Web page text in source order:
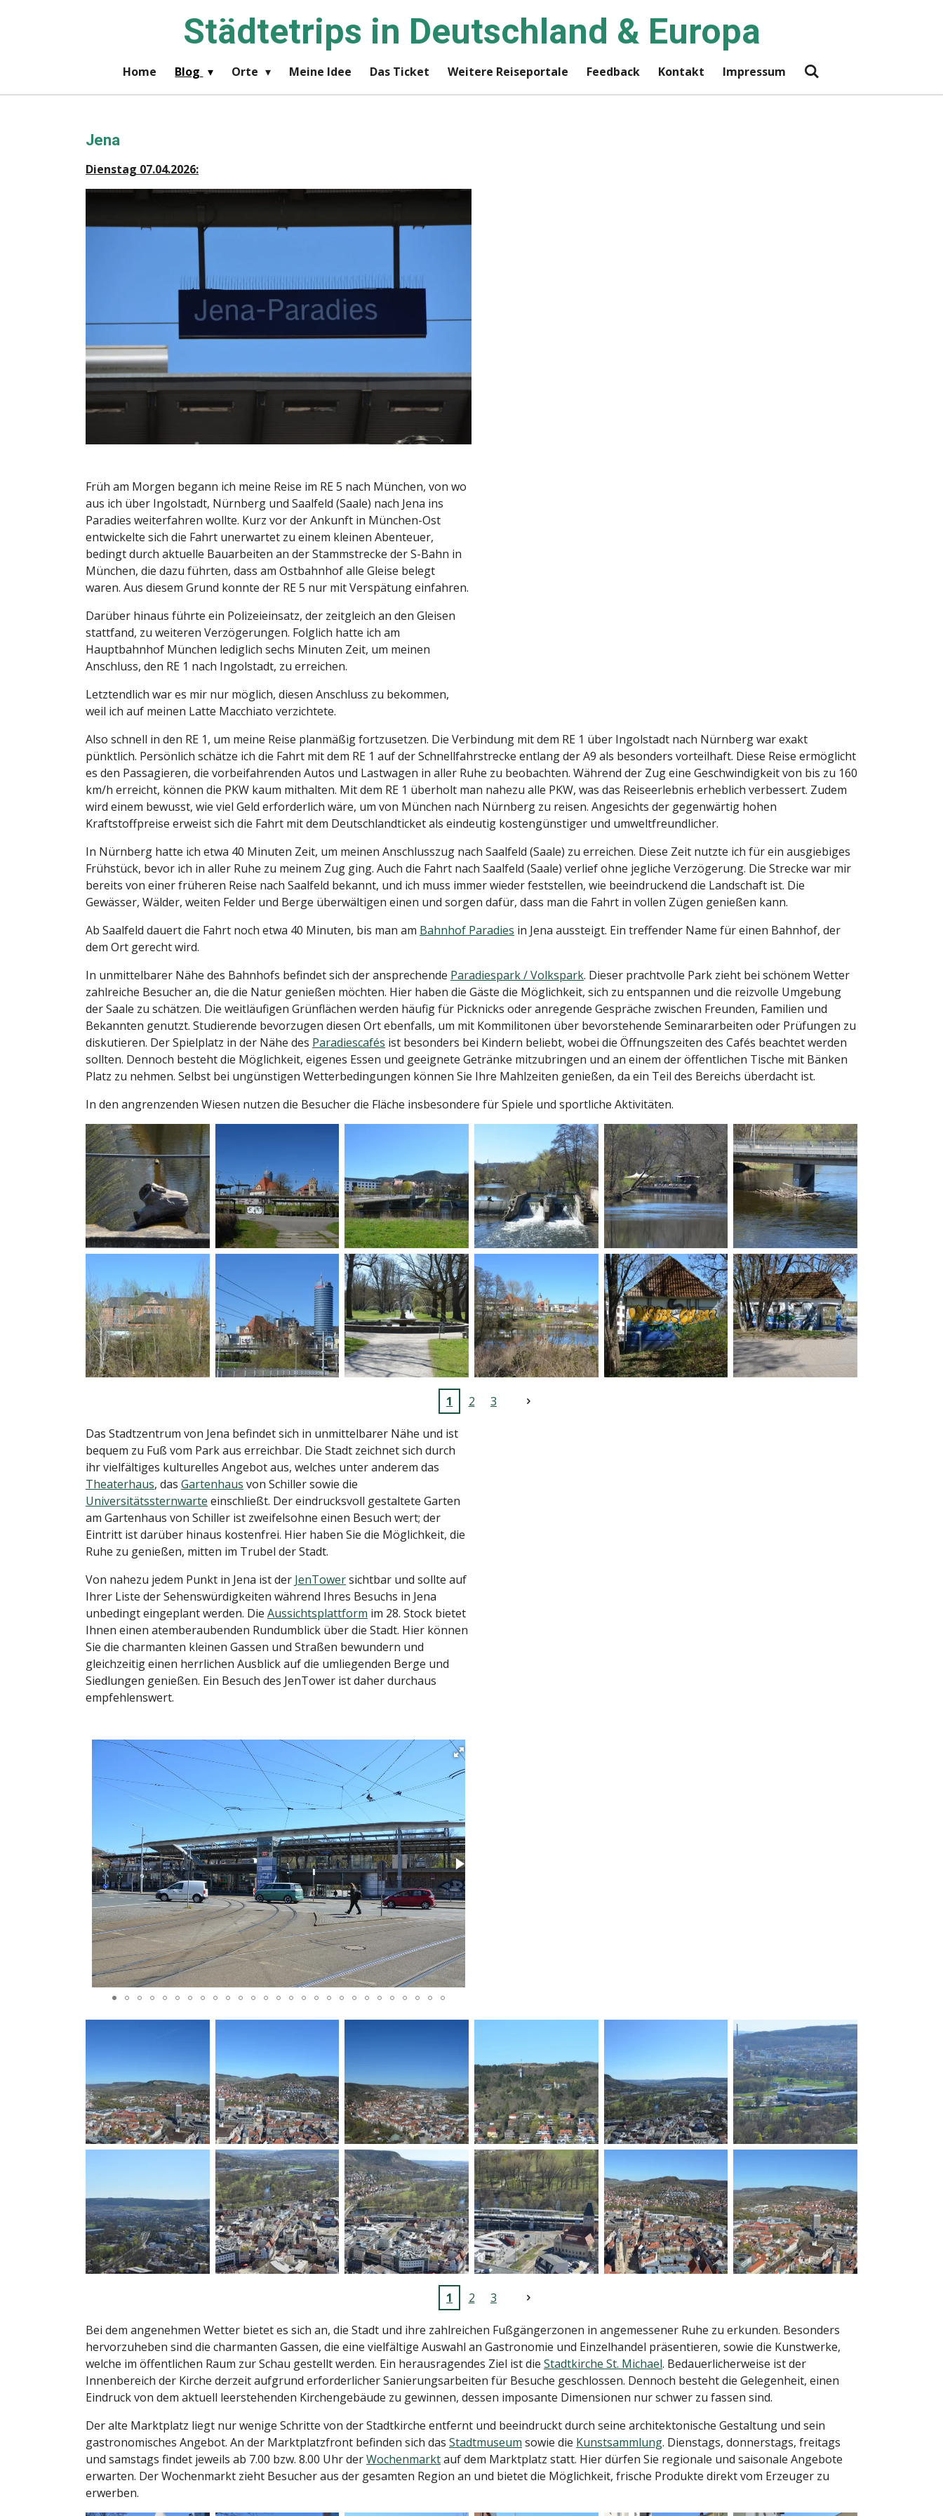
Städtetrips in Deutschland & Europa
Home Blog Orte Meine Idee Das Ticket Weitere Reiseportale Feedback Kontakt Impressum
Jena
Dienstag 07.04.2026:
Früh am Morgen begann ich meine Reise im RE 5 nach München, von wo
aus ich über Ingolstadt, Nürnberg und Saalfeld (Saale) nach Jena ins
Paradies weiterfahren wollte. Kurz vor der Ankunft in München-Ost
entwickelte sich die Fahrt unerwartet zu einem kleinen Abenteuer,
bedingt durch aktuelle Bauarbeiten an der Stammstrecke der S-Bahn in
München, die dazu führten, dass am Ostbahnhof alle Gleise belegt
waren. Aus diesem Grund konnte der RE 5 nur mit Verspätung einfahren.
Darüber hinaus führte ein Polizeieinsatz, der zeitgleich an den Gleisen
stattfand, zu weiteren Verzögerungen. Folglich hatte ich am
Hauptbahnhof München lediglich sechs Minuten Zeit, um meinen
Anschluss, den RE 1 nach Ingolstadt, zu erreichen.
Letztendlich war es mir nur möglich, diesen Anschluss zu bekommen,
weil ich auf meinen Latte Macchiato verzichtete.
Also schnell in den RE 1, um meine Reise planmäßig fortzusetzen. Die Verbindung mit dem RE 1 über Ingolstadt nach Nürnberg war exakt
pünktlich. Persönlich schätze ich die Fahrt mit dem RE 1 auf der Schnellfahrstrecke entlang der A9 als besonders vorteilhaft. Diese Reise ermöglicht
es den Passagieren, die vorbeifahrenden Autos und Lastwagen in aller Ruhe zu beobachten. Während der Zug eine Geschwindigkeit von bis zu 160
km/h erreicht, können die PKW kaum mithalten. Mit dem RE 1 überholt man nahezu alle PKW, was das Reiseerlebnis erheblich verbessert. Zudem
wird einem bewusst, wie viel Geld erforderlich wäre, um von München nach Nürnberg zu reisen. Angesichts der gegenwärtig hohen
Kraftstoffpreise erweist sich die Fahrt mit dem Deutschlandticket als eindeutig kostengünstiger und umweltfreundlicher.
In Nürnberg hatte ich etwa 40 Minuten Zeit, um meinen Anschlusszug nach Saalfeld (Saale) zu erreichen. Diese Zeit nutzte ich für ein ausgiebiges
Frühstück, bevor ich in aller Ruhe zu meinem Zug ging. Auch die Fahrt nach Saalfeld (Saale) verlief ohne jegliche Verzögerung. Die Strecke war mir
bereits von einer früheren Reise nach Saalfeld bekannt, und ich muss immer wieder feststellen, wie beeindruckend die Landschaft ist. Die
Gewässer, Wälder, weiten Felder und Berge überwältigen einen und sorgen dafür, dass man die Fahrt in vollen Zügen genießen kann.
Ab Saalfeld dauert die Fahrt noch etwa 40 Minuten, bis man am Bahnhof Paradies in Jena aussteigt. Ein treffender Name für einen Bahnhof, der
dem Ort gerecht wird.
In unmittelbarer Nähe des Bahnhofs befindet sich der ansprechende Paradiespark / Volkspark. Dieser prachtvolle Park zieht bei schönem Wetter
zahlreiche Besucher an, die die Natur genießen möchten. Hier haben die Gäste die Möglichkeit, sich zu entspannen und die reizvolle Umgebung
der Saale zu schätzen. Die weitläufigen Grünflächen werden häufig für Picknicks oder anregende Gespräche zwischen Freunden, Familien und
Bekannten genutzt. Studierende bevorzugen diesen Ort ebenfalls, um mit Kommilitonen über bevorstehende Seminararbeiten oder Prüfungen zu
diskutieren. Der Spielplatz in der Nähe des Paradiescafés ist besonders bei Kindern beliebt, wobei die Öffnungszeiten des Cafés beachtet werden
sollten. Dennoch besteht die Möglichkeit, eigenes Essen und geeignete Getränke mitzubringen und an einem der öffentlichen Tische mit Bänken
Platz zu nehmen. Selbst bei ungünstigen Wetterbedingungen können Sie Ihre Mahlzeiten genießen, da ein Teil des Bereichs überdacht ist.
In den angrenzenden Wiesen nutzen die Besucher die Fläche insbesondere für Spiele und sportliche Aktivitäten.
1 2 3
Das Stadtzentrum von Jena befindet sich in unmittelbarer Nähe und ist
bequem zu Fuß vom Park aus erreichbar. Die Stadt zeichnet sich durch
ihr vielfältiges kulturelles Angebot aus, welches unter anderem das
Theaterhaus, das Gartenhaus von Schiller sowie die
Universitätssternwarte einschließt. Der eindrucksvoll gestaltete Garten
am Gartenhaus von Schiller ist zweifelsohne einen Besuch wert; der
Eintritt ist darüber hinaus kostenfrei. Hier haben Sie die Möglichkeit, die
Ruhe zu genießen, mitten im Trubel der Stadt.
Von nahezu jedem Punkt in Jena ist der JenTowersichtbar und sollte auf
Ihrer Liste der Sehenswürdigkeiten während Ihres Besuchs in Jena
unbedingt eingeplant werden. Die Aussichtsplattform im 28. Stock bietet
Ihnen einen atemberaubenden Rundumblick über die Stadt. Hier können
Sie die charmanten kleinen Gassen und Straßen bewundern und
gleichzeitig einen herrlichen Ausblick auf die umliegenden Berge und
Siedlungen genießen. Ein Besuch des JenTower ist daher durchaus
empfehlenswert.
1 2 3
Bei dem angenehmen Wetter bietet es sich an, die Stadt und ihre zahlreichen Fußgängerzonen in angemessener Ruhe zu erkunden. Besonders
hervorzuheben sind die charmanten Gassen, die eine vielfältige Auswahl an Gastronomie und Einzelhandel präsentieren, sowie die Kunstwerke,
welche im öffentlichen Raum zur Schau gestellt werden. Ein herausragendes Ziel ist die Stadtkirche St. Michael. Bedauerlicherweise ist der
Innenbereich der Kirche derzeit aufgrund erforderlicher Sanierungsarbeiten für Besuche geschlossen. Dennoch besteht die Gelegenheit, einen
Eindruck von dem aktuell leerstehenden Kirchengebäude zu gewinnen, dessen imposante Dimensionen nur schwer zu fassen sind.
Der alte Marktplatz liegt nur wenige Schritte von der Stadtkirche entfernt und beeindruckt durch seine architektonische Gestaltung und sein
gastronomisches Angebot. An der Marktplatzfront befinden sich das Stadtmuseum sowie die Kunstsammlung. Dienstags, donnerstags, freitags
und samstags findet jeweils ab 7.00 bzw. 8.00 Uhr derWochenmarktauf dem Marktplatz statt. Hier dürfen Sie regionale und saisonale Angebote
erwarten. Der Wochenmarkt zieht Besucher aus der gesamten Region an und bietet die Möglichkeit, frische Produkte direkt vom Erzeuger zu
erwerben.